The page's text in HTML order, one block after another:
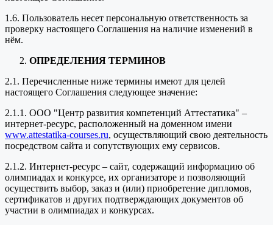
1.6. Пользователь несет персональную ответственность за
проверку настоящего Соглашения на наличие изменений в
нём.
ОПРЕДЕЛЕНИЯ ТЕРМИНОВ
2.1. Перечисленные ниже термины имеют для целей
настоящего Соглашения следующее значение:
2.1.1. ООО "Центр развития компетенций Аттестатика" –
интернет-ресурс, расположенный на доменном имени
www.attestatika-courses.ru, осуществляющий свою деятельность
посредством сайта и сопутствующих ему сервисов.
2.1.2. Интернет-ресурс – сайт, содержащий информацию об
олимпиадах и конкурсе, их организаторе и позволяющий
осуществить выбор, заказ и (или) приобретение дипломов,
сертификатов и других подтверждающих документов об
участии в олимпиадах и конкурсах.